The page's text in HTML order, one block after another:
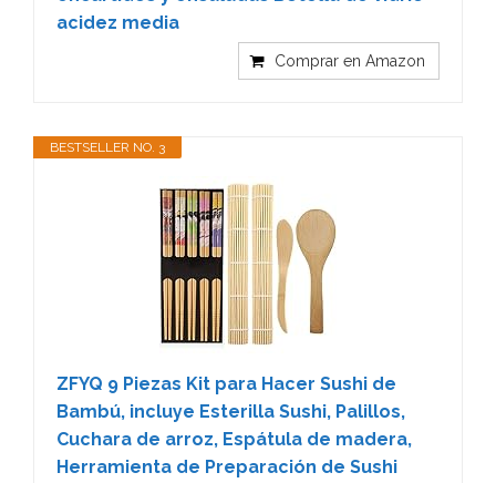
acidez media
Comprar en Amazon
BESTSELLER NO. 3
ZFYQ 9 Piezas Kit para Hacer Sushi de
Bambú, incluye Esterilla Sushi, Palillos,
Cuchara de arroz, Espátula de madera,
Herramienta de Preparación de Sushi